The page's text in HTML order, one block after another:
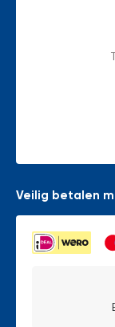
Veilig betalen